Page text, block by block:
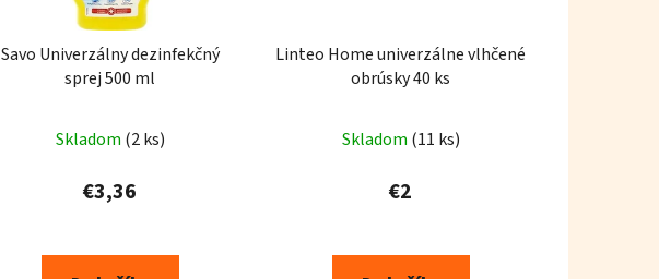
Savo Univerzálny dezinfekčný
sprej 500 ml
Skladom (2 ks)
€3,36
Linteo Home univerzálne vlhčené
obrúsky 40 ks
Skladom (11 ks)
€2